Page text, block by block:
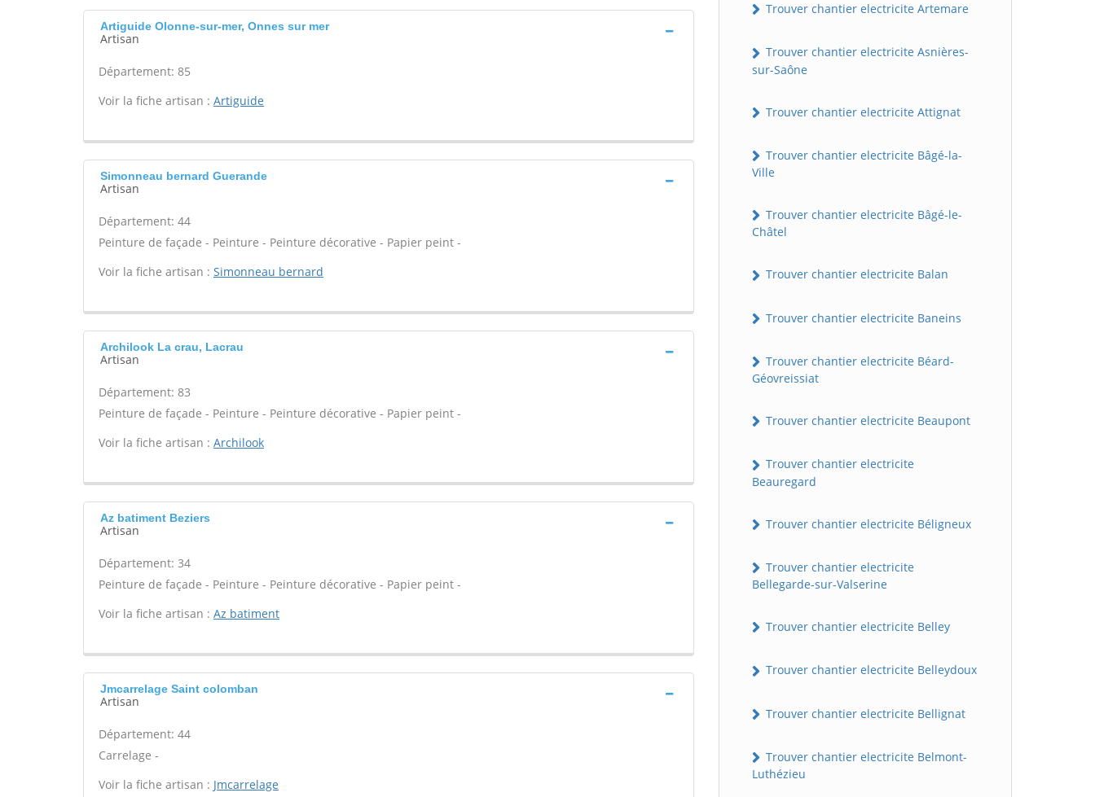
Artiguide Olonne-sur-mer, Onnes sur mer
Artisan
Département: 85
Voir la fiche artisan : Artiguide
Simonneau bernard Guerande
Artisan
Département: 44
Peinture de façade - Peinture - Peinture décorative - Papier peint -
Voir la fiche artisan : Simonneau bernard
Archilook La crau, Lacrau
Artisan
Département: 83
Peinture de façade - Peinture - Peinture décorative - Papier peint -
Voir la fiche artisan : Archilook
Az batiment Beziers
Artisan
Département: 34
Peinture de façade - Peinture - Peinture décorative - Papier peint -
Voir la fiche artisan : Az batiment
Jmcarrelage Saint colomban
Artisan
Département: 44
Carrelage -
Voir la fiche artisan : Jmcarrelage
Trouver chantier electricite Artemare
Trouver chantier electricite Asnières-
sur-Saône
Trouver chantier electricite Attignat
Trouver chantier electricite Bâgé-la-
Ville
Trouver chantier electricite Bâgé-le-
Châtel
Trouver chantier electricite Balan
Trouver chantier electricite Baneins
Trouver chantier electricite Béard-
Géovreissiat
Trouver chantier electricite Beaupont
Trouver chantier electricite
Beauregard
Trouver chantier electricite Béligneux
Trouver chantier electricite
Bellegarde-sur-Valserine
Trouver chantier electricite Belley
Trouver chantier electricite Belleydoux
Trouver chantier electricite Bellignat
Trouver chantier electricite Belmont-
Luthézieu